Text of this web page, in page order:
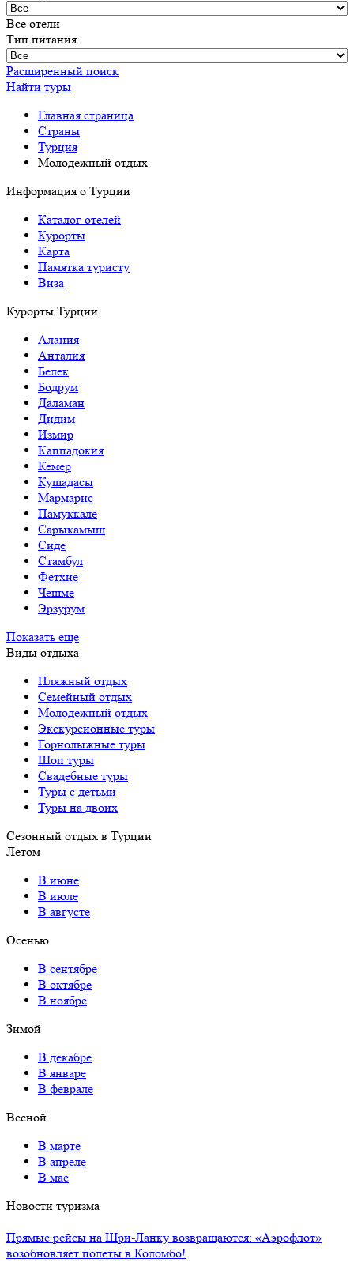
Все отели
Тип питания
Расширенный поиск
Найти туры
Главная страница
Cтраны
Турция
Молодежный отдых
Информация о Турции
Каталог отелей
Курорты
Карта
Памятка туристу
Виза
Курорты Турции
Алания
Анталия
Белек
Бодрум
Даламан
Дидим
Измир
Каппадокия
Кемер
Кушадасы
Мармарис
Памуккале
Сарыкамыш
Сиде
Стамбул
Фетхие
Чешме
Эрзурум
Показать еще
Виды отдыха
Пляжный отдых
Семейный отдых
Молодежный отдых
Экскурсионные туры
Горнолыжные туры
Шоп туры
Свадебные туры
Туры с детьми
Туры на двоих
Сезонный отдых в Турции
Летом
В июне
В июле
В августе
Осенью
В сентябре
В октябре
В ноябре
Зимой
В декабре
В январе
В феврале
Весной
В марте
В апреле
В мае
Новости туризма
Прямые рейсы на Шри-Ланку возвращаются: «Аэрофлот»
возобновляет полеты в Коломбо!